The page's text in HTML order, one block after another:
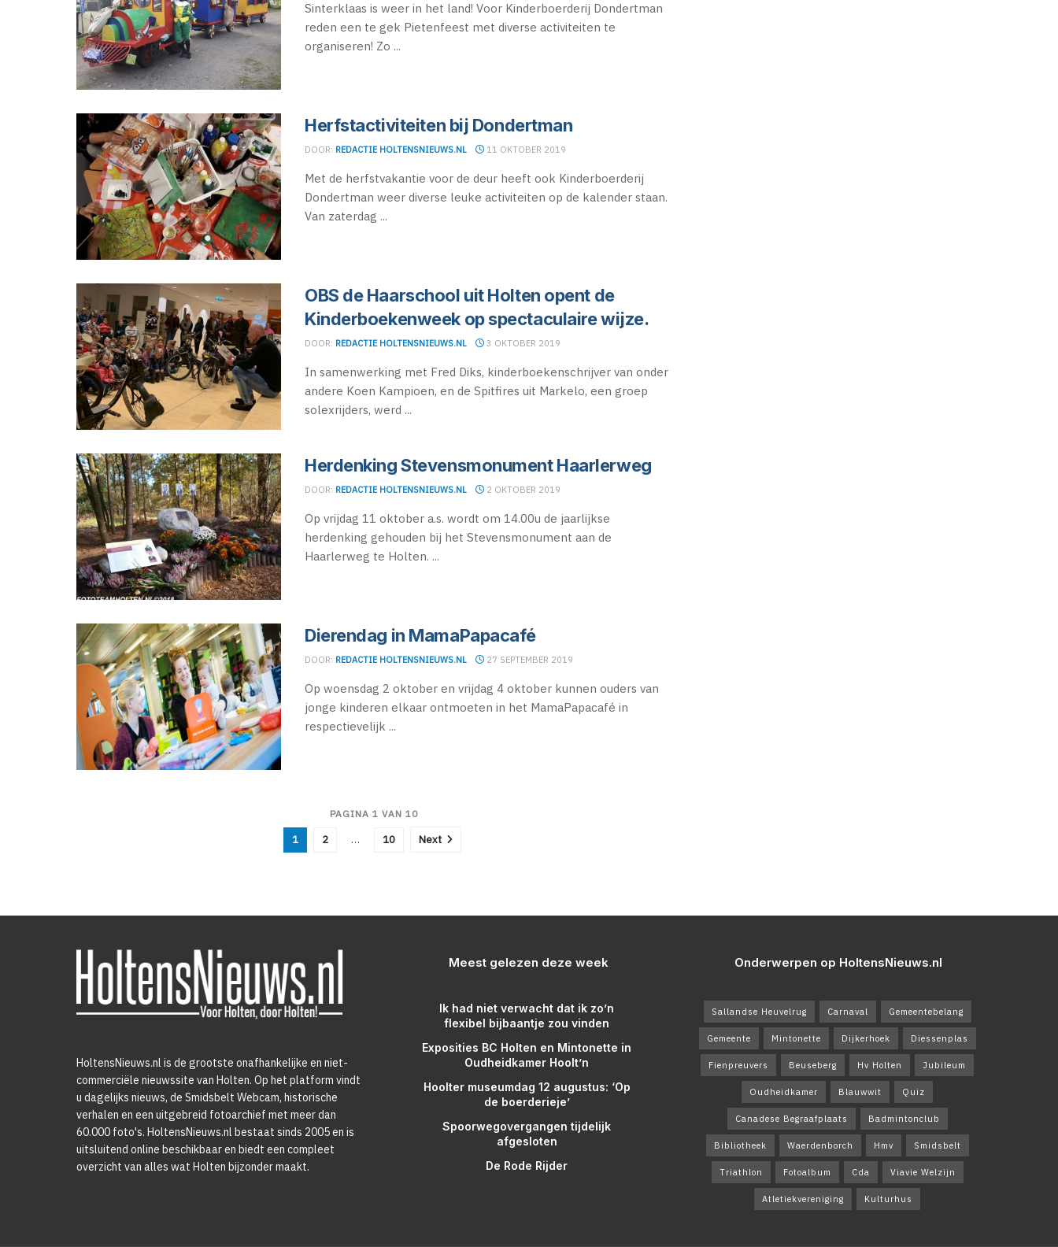
Sinterklaas is weer in het land! Voor Kinderboerderij Dondertman
reden een te gek Pietenfeest met diverse activiteiten te
organiseren! Zo ...
Herfstactiviteiten bij Dondertman
DOOR: REDACTIE HOLTENSNIEUWS.NL 11 OKTOBER 2019
Met de herfstvakantie voor de deur heeft ook Kinderboerderij
Dondertman weer diverse leuke activiteiten op de kalender staan.
Van zaterdag ...
OBS de Haarschool uit Holten opent de
Kinderboekenweek op spectaculaire wijze.
DOOR: REDACTIE HOLTENSNIEUWS.NL 3 OKTOBER 2019
In samenwerking met Fred Diks, kinderboekenschrijver van onder
andere Koen Kampioen, en de Spitfires uit Markelo, een groep
solexrijders, werd ...
Herdenking Stevensmonument Haarlerweg
DOOR: REDACTIE HOLTENSNIEUWS.NL 2 OKTOBER 2019
Op vrijdag 11 oktober a.s. wordt om 14.00u de jaarlijkse
herdenking gehouden bij het Stevensmonument aan de
Haarlerweg te Holten. ...
Dierendag in MamaPapacafé
DOOR: REDACTIE HOLTENSNIEUWS.NL 27 SEPTEMBER 2019
Op woensdag 2 oktober en vrijdag 4 oktober kunnen ouders van
jonge kinderen elkaar ontmoeten in het MamaPapacafé in
respectievelijk ...
PAGINA 1 VAN 10
1 2 … 10 Next
HoltensNieuws.nl is de grootste onafhankelijke en niet-
commerciële nieuwssite van Holten. Op het platform vindt
u dagelijks nieuws, de Smidsbelt Webcam, historische
verhalen en een uitgebreid fotoarchief met meer dan
60.000 foto's. HoltensNieuws.nl bestaat sinds 2005 en is
uitsluitend online beschikbaar en biedt een compleet
overzicht van alles wat Holten bijzonder maakt.
Meest gelezen deze week
Ik had niet verwacht dat ik zo’n
flexibel bijbaantje zou vinden
Exposities BC Holten en Mintonette in
Oudheidkamer Hoolt’n
Hoolter museumdag 12 augustus: ‘Op
de boerderieje’
Spoorwegovergangen tijdelijk
afgesloten
De Rode Rijder
Onderwerpen op HoltensNieuws.nl
Sallandse Heuvelrug Carnaval Gemeentebelang
Gemeente Mintonette Dijkerhoek Diessenplas
Fienpreuvers Beuseberg Hv Holten Jubileum
Oudheidkamer Blauwwit Quiz
Canadese Begraafplaats Badmintonclub
Bibliotheek Waerdenborch Hmv Smidsbelt
Triathlon Fotoalbum Cda Viavie Welzijn
Atletiekvereniging Kulturhus